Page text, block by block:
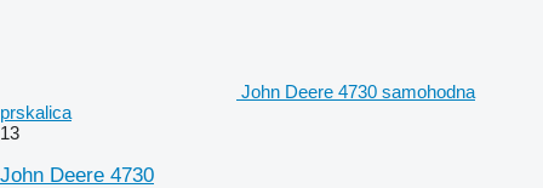
John Deere 4730 samohodna
prskalica
13
John Deere 4730